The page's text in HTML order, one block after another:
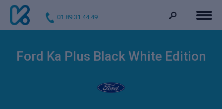
01 89 31 44 49
Ford Ka Plus Black White Edition